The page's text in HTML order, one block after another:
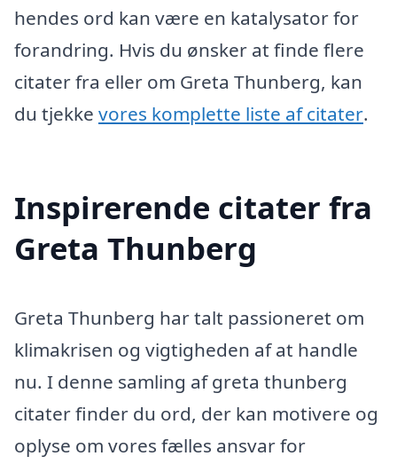
hendes ord kan være en katalysator for
forandring. Hvis du ønsker at finde flere
citater fra eller om Greta Thunberg, kan
du tjekke vores komplette liste af citater.
Inspirerende citater fra
Greta Thunberg
Greta Thunberg har talt passioneret om
klimakrisen og vigtigheden af at handle
nu. I denne samling af greta thunberg
citater finder du ord, der kan motivere og
oplyse om vores fælles ansvar for